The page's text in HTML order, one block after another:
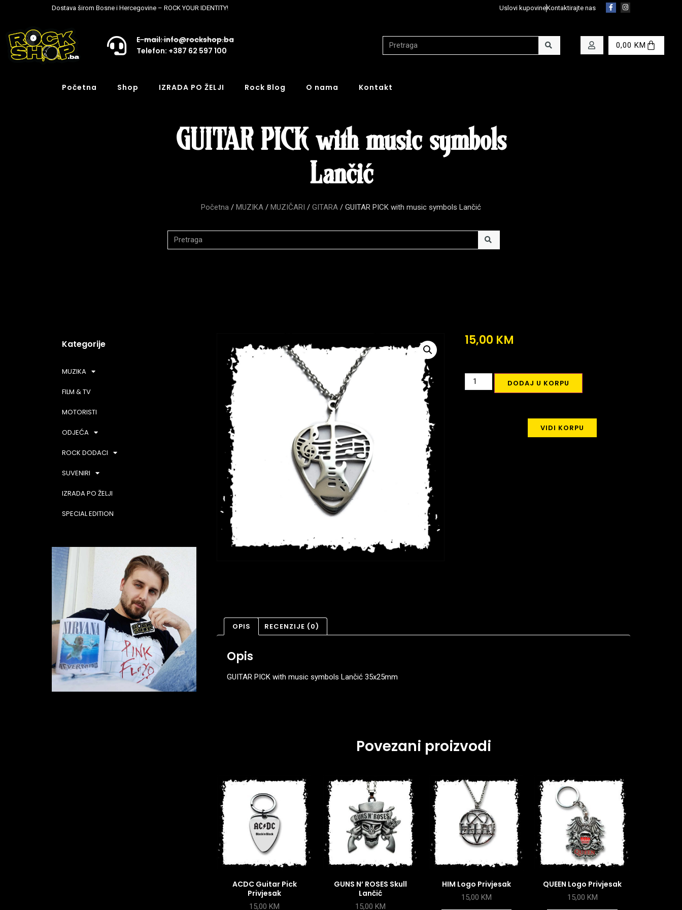
Dostava širom Bosne i Hercegovine – ROCK YOUR IDENTITY! Uslovi kupovineKontaktirajte nas
E-mail: info@rockshop.ba
Telefon: +387 62 597 100
0,00 KM
Početna Shop IZRADA PO ŽELJI Rock Blog O nama Kontakt
GUITAR PICK with music symbols
Lančić
Početna / MUZIKA / MUZIČARI / GITARA / GUITAR PICK with music symbols Lančić
Kategorije
MUZIKA
FILM & TV
MOTORISTI
ODJEĆA
ROCK DODACI
SUVENIRI
IZRADA PO ŽELJI
SPECIAL EDITION
15,00 KM
DODAJ U KORPU
VIDI KORPU
OPIS RECENZIJE (0)
Opis
GUITAR PICK with music symbols Lančić 35x25mm
Povezani proizvodi
ACDC Guitar Pick
Privjesak
15,00KM
GUNS N’ ROSES Skull
Lančić
15,00KM
HIM Logo Privjesak
15,00 KM
QUEEN Logo Privjesak
15,00 KM